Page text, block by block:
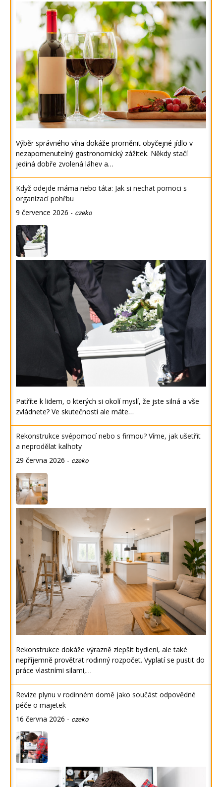
Výběr správného vína dokáže proměnit obyčejné jídlo v
nezapomenutelný gastronomický zážitek. Někdy stačí
jediná dobře zvolená láhev a…
Když odejde máma nebo táta: Jak si nechat pomoci s
organizací pohřbu
9 července 2026 - czeko
Patříte k lidem, o kterých si okolí myslí, že jste silná a vše
zvládnete? Ve skutečnosti ale máte…
Rekonstrukce svépomocí nebo s firmou? Víme, jak ušetřit
a neprodělat kalhoty
29 června 2026 - czeko
Rekonstrukce dokáže výrazně zlepšit bydlení, ale také
nepříjemně provětrat rodinný rozpočet. Vyplatí se pustit do
práce vlastními silami,…
Revize plynu v rodinném domě jako součást odpovědné
péče o majetek
16 června 2026 - czeko